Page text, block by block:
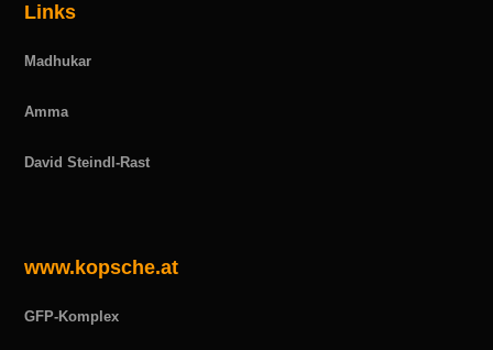
Links
Madhukar
Amma
David Steindl-Rast
www.kopsche.at
GFP-Komplex